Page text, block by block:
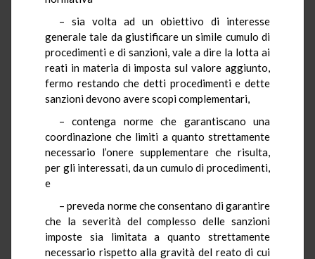
– sia volta ad un obiettivo di interesse
generale tale da giustificare un simile cumulo di
procedimenti e di sanzioni, vale a dire la lotta ai
reati in materia di imposta sul valore aggiunto,
fermo restando che detti procedimenti e dette
sanzioni devono avere scopi complementari,
– contenga norme che garantiscano una
coordinazione che limiti a quanto strettamente
necessario l’onere supplementare che risulta,
per gli interessati, da un cumulo di procedimenti,
e
– preveda norme che consentano di garantire
che la severità del complesso delle sanzioni
imposte sia limitata a quanto strettamente
necessario rispetto alla gravità del reato di cui